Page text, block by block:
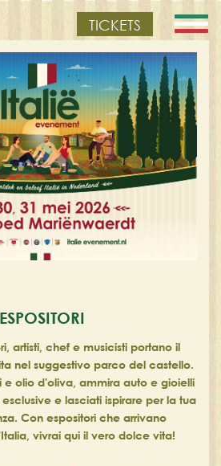
TICKETS
ESPOSITORI
artisti, chef e musicisti portano il
nel suggestivo parco del castello.
e olio d'oliva, ammira auto e gioielli
e lasciati ispirare per la tua
Con espositori che arrivano
vivrai qui il vero dolce vita!